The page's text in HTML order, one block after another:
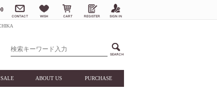
SALE ABOUT US PURCHASE